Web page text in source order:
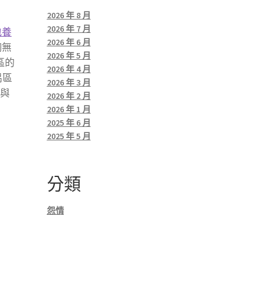
的
2026 年 8 月
2026 年 7 月
2026 年 6 月
2026 年 5 月
2026 年 4 月
2026 年 3 月
2026 年 2 月
2026 年 1 月
2025 年 6 月
2025 年 5 月
分類
怨情